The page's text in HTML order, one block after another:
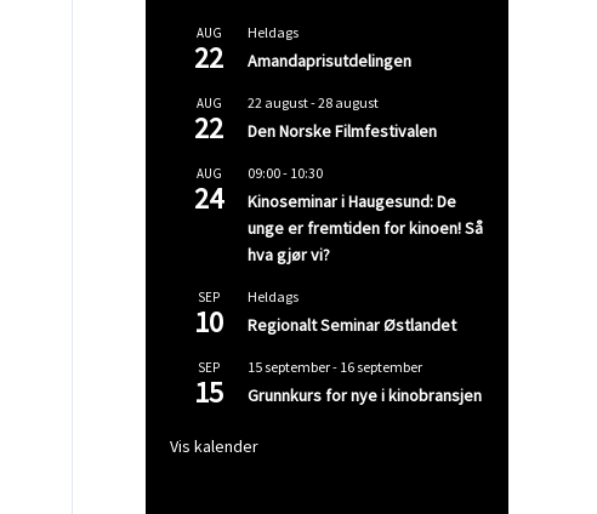
AUG
22
Heldags
Amandaprisutdelingen
AUG
22
22 august-28 august
Den Norske Filmfestivalen
AUG
24
09:00- 10:30
Kinoseminar i Haugesund: De
unge er fremtiden for kinoen! Så
hva gjør vi?
SEP
10
Heldags
Regionalt Seminar Østlandet
SEP
15
15 september- 16 september
Grunnkurs for nye i kinobransjen
Vis kalender